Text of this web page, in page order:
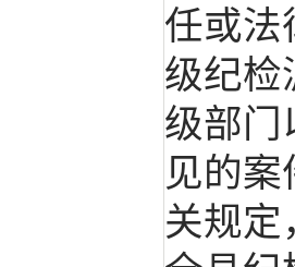
任或法
级纪检
级部门
见的
关规定